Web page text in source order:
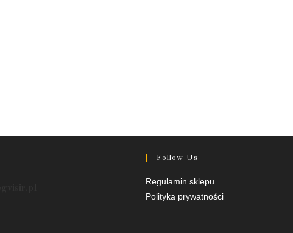
Follow Us
Opens
in
Opens
in
Regulamin sklepu
Polityka prywatności